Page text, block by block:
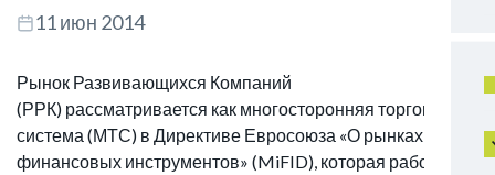
11 июн 2014
Рынок Развивающихся Компаний
(РРК) рассматривается как многосторонняя торговая
система (МТС) в Директиве Евросоюза «О рынках
финансовых инструментов» (MiFID), которая работает в